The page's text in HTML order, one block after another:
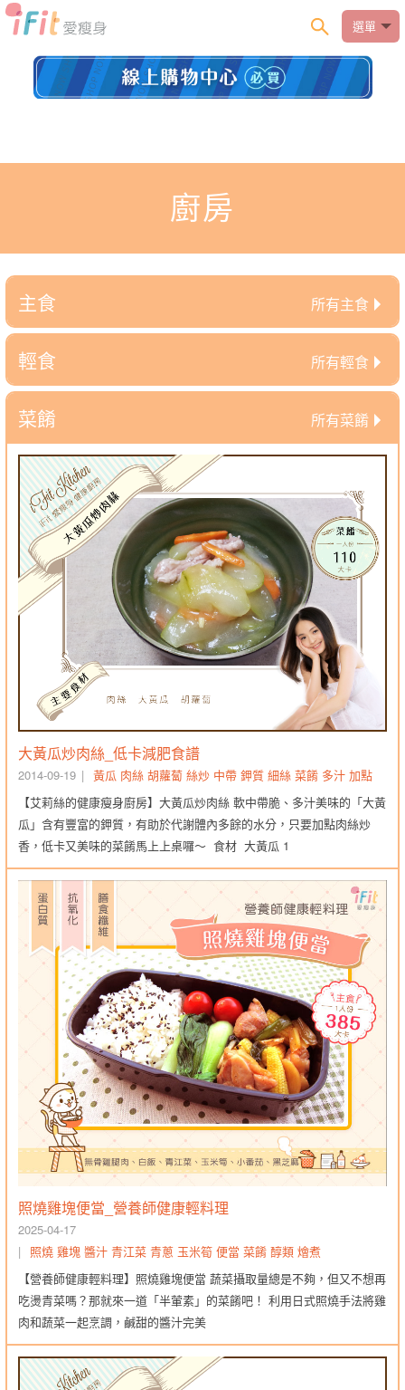
選單
廚房
主食 所有主食
輕食 所有輕食
菜餚 所有菜餚
大黃瓜炒肉絲_低卡減肥食譜
2014-09-19 黃瓜 肉絲 胡蘿蔔 絲炒 中帶 鉀質 細絲 菜餚 多汁 加點
【艾莉絲的健康瘦身廚房】大黃瓜炒肉絲 軟中帶脆、多汁美味的「大黃
瓜」含有豐富的鉀質，有助於代謝體內多餘的水分，只要加點肉絲炒
香，低卡又美味的菜餚馬上上桌囉～ 食材 大黃瓜 1
照燒雞塊便當_營養師健康輕料理
2025-04-17
照燒 雞塊 醬汁 青江菜 青蔥 玉米筍 便當 菜餚 醇類 燴煮
【營養師健康輕料理】照燒雞塊便當 蔬菜攝取量總是不夠，但又不想再
吃燙青菜嗎？那就來一道「半葷素」的菜餚吧！ 利用日式照燒手法將雞
肉和蔬菜一起烹調，鹹甜的醬汁完美